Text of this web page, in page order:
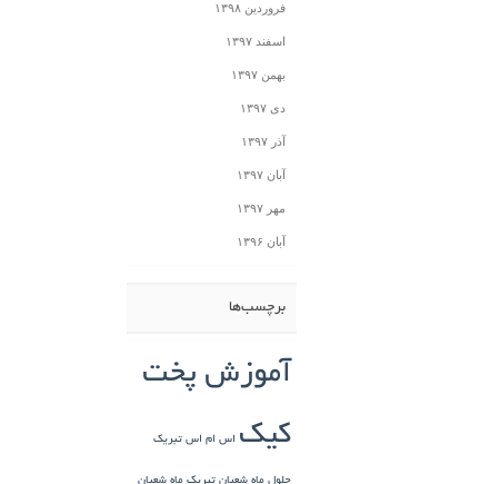
فروردین ۱۳۹۸
اسفند ۱۳۹۷
بهمن ۱۳۹۷
دی ۱۳۹۷
آذر ۱۳۹۷
آبان ۱۳۹۷
مهر ۱۳۹۷
آبان ۱۳۹۶
برچسب‌ها
آموزش پخت
کیک اس ام اس تبریک
حلول ماه شعبان تبریک ماه شعبان